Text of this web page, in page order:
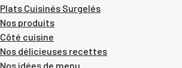
Plats Cuisinés Surgelés
Nos produits
Côté cuisine
Nos délicieuses recettes
Nos idées de menu